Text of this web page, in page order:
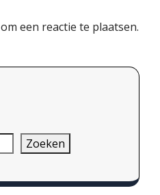
om een reactie te plaatsen.
Zoeken